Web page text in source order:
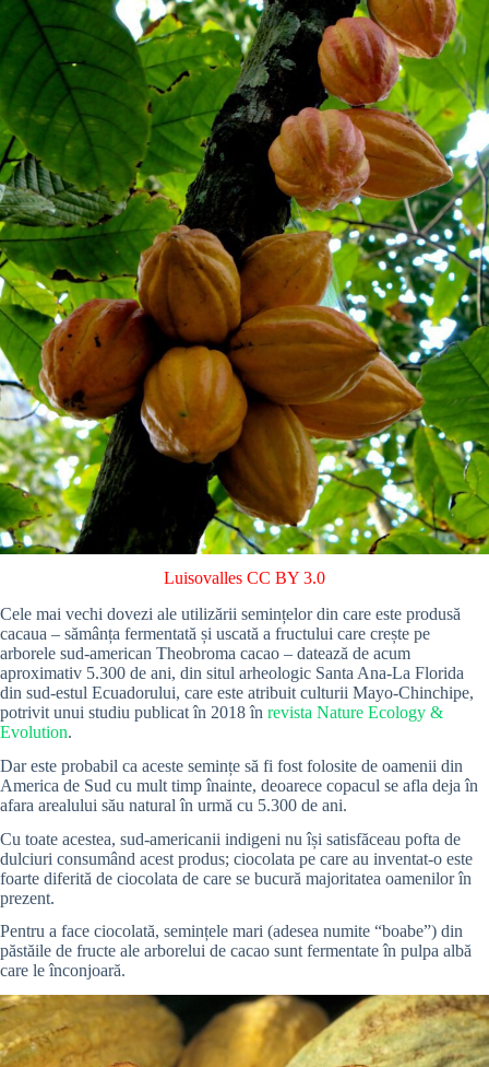
Luisovalles CC BY 3.0
Cele mai vechi dovezi ale utilizării semințelor din care este produsă
cacaua – sămânța fermentată și uscată a fructului care crește pe
arborele sud-american Theobroma cacao – datează de acum
aproximativ 5.300 de ani, din situl arheologic Santa Ana-La Florida
din sud-estul Ecuadorului, care este atribuit culturii Mayo-Chinchipe,
potrivit unui studiu publicat în 2018 în revista Nature Ecology &
Evolution.
Dar este probabil ca aceste semințe să fi fost folosite de oamenii din
America de Sud cu mult timp înainte, deoarece copacul se afla deja în
afara arealului său natural în urmă cu 5.300 de ani.
Cu toate acestea, sud-americanii indigeni nu își satisfăceau pofta de
dulciuri consumând acest produs; ciocolata pe care au inventat-o este
foarte diferită de ciocolata de care se bucură majoritatea oamenilor în
prezent.
Pentru a face ciocolată, semințele mari (adesea numite “boabe”) din
păstăile de fructe ale arborelui de cacao sunt fermentate în pulpa albă
care le înconjoară.